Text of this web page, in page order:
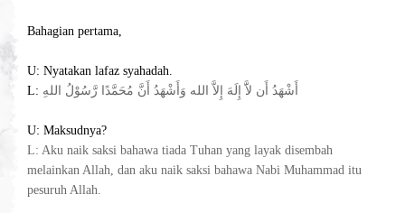
Bahagian pertama,
U: Nyatakan lafaz syahadah.
L: أَشْهَدُ أَن لاََّ إِلَهَ إِلاَّ الله وَأَشْهَدُ أَنَّ مُحَمَّدًا رَّسُوْلُ اللهِ
U: Maksudnya?
L: Aku naik saksi bahawa tiada Tuhan yang layak disembah
melainkan Allah, dan aku naik saksi bahawa Nabi Muhammad itu
pesuruh Allah.